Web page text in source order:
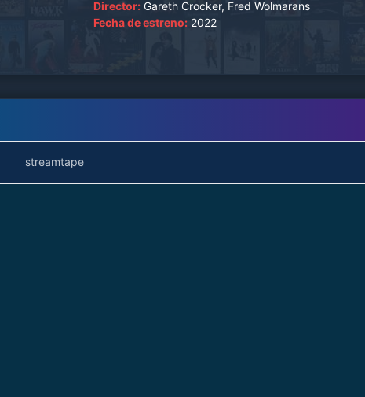
Director: Gareth Crocker, Fred Wolmarans
Fecha de estreno: 2022
streamtape